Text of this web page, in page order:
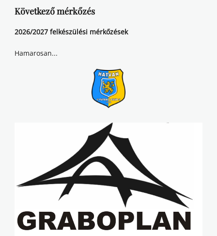
Következő mérkőzés
2026/2027 felkészülési mérkőzések
Hamarosan...